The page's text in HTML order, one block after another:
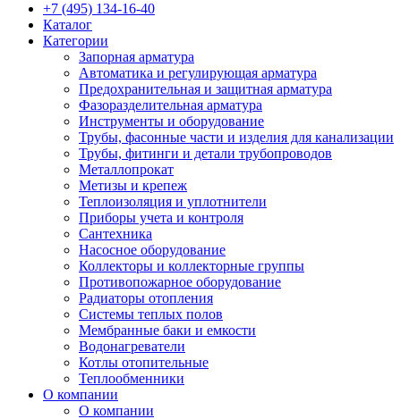
+7 (495) 134-16-40
Каталог
Категории
Запорная арматура
Автоматика и регулирующая арматура
Предохранительная и защитная арматура
Фазоразделительная арматура
Инструменты и оборудование
Трубы, фасонные части и изделия для канализации
Трубы, фитинги и детали трубопроводов
Металлопрокат
Метизы и крепеж
Теплоизоляция и уплотнители
Приборы учета и контроля
Сантехника
Насосное оборудование
Коллекторы и коллекторные группы
Противопожарное оборудование
Радиаторы отопления
Системы теплых полов
Мембранные баки и емкости
Водонагреватели
Котлы отопительные
Теплообменники
О компании
О компании